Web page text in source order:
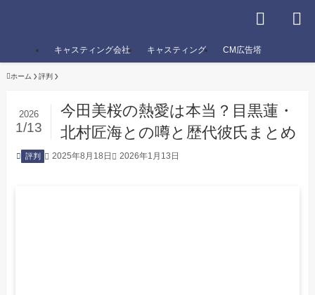
キャスティング会社 キャスティング CM広告塔
ホーム 評判
今田美桜の熱愛は本当？目黒蓮・
北村匠海との噂と歴代彼氏まとめ
2026
1/13
評判 2025年8月18日 2026年1月13日